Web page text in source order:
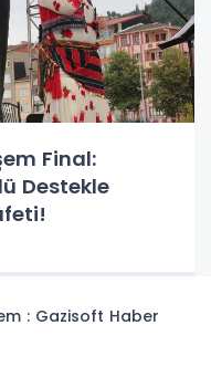
Final:
Destekle
: Gazisoft Haber